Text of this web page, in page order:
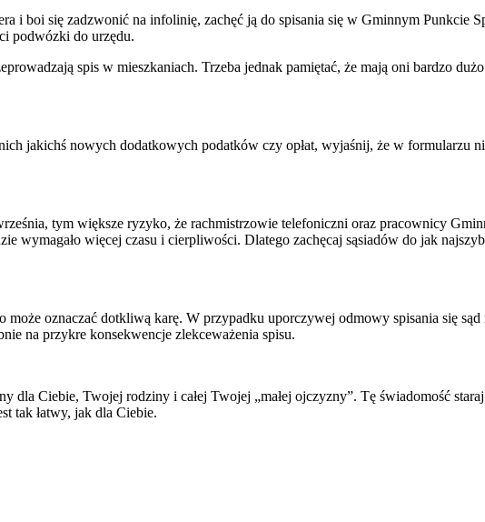
i boi się zadzwonić na infolinię, zachęć ją do spisania się w Gminnym Punkcie
podwózki do urzędu.
spis w mieszkaniach. Trzeba jednak pamiętać, że mają oni bardzo
nich jakichś nowych dodatkowych podatków czy opłat, wyjaśnij, że w formularzu
tym większe ryzyko, że rachmistrzowie telefoniczni oraz pracownicy
wymagało więcej czasu i cierpliwości. Dlatego zachęcaj sąsiadów do jak
może oznaczać dotkliwą karę. W przypadku uporczywej odmowy spisania się
na przykre konsekwencje zlekceważenia spisu.
dla Ciebie, Twojej rodziny i całej Twojej „małej ojczyzny”. Tę świadomość
tak łatwy, jak dla Ciebie.